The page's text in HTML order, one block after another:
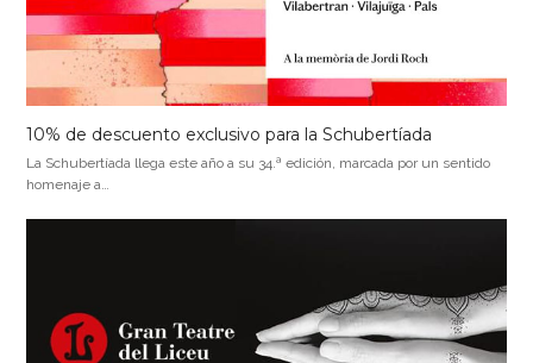
10% de descuento exclusivo para la Schubertíada
La Schubertíada llega este año a su 34.ª edición, marcada por un sentido
homenaje a…